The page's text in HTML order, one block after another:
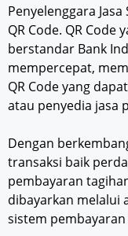
Penyelenggara
QR Code. QR
berstandar Bank
mempercepat,
QR Code yang
atau penyedia jasa
Dengan
transaksi baik
pembayaran
dibayarkan melalui
sistem